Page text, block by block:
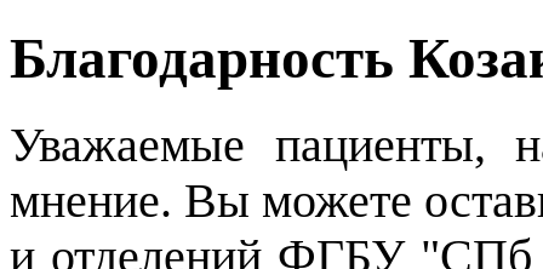
Благодарность
Уважаемые пациенты,
мнение. Вы можете
и отделений ФГБУ